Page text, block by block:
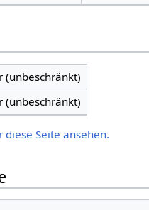
(unbeschränkt)
(unbeschränkt)
diese Seite ansehen.